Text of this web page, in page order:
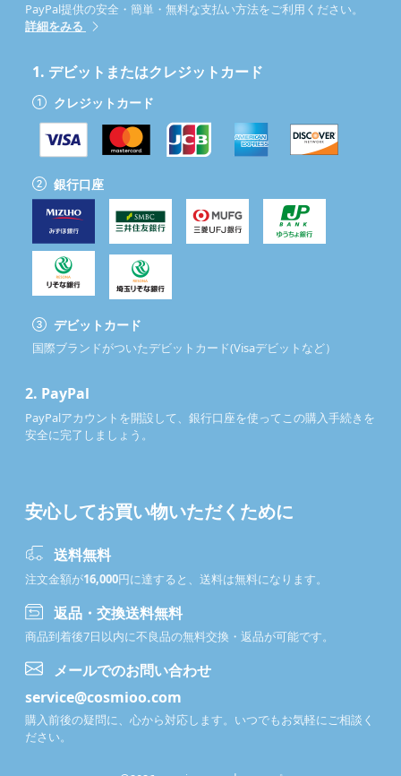
PayPal提供の安全・簡単・無料な支払い方法をご利用ください。
詳細をみる
1. デビットまたはクレジットカード
クレジットカード
銀行口座
デビットカード
国際ブランドがついたデビットカード(Visaデビットなど）
2. PayPal
PayPalアカウントを開設して、銀行口座を使ってこの購入手続きを
安全に完了しましょう。
安心してお買い物いただくために
送料無料
注文金額が16,000円に達すると、送料は無料になります。
返品・交換送料無料
商品到着後7日以内に不良品の無料交換・返品が可能です。
メールでのお問い合わせ
service@cosmioo.com
購入前後の疑問に、心から対応します。いつでもお気軽にご相談く
ださい。